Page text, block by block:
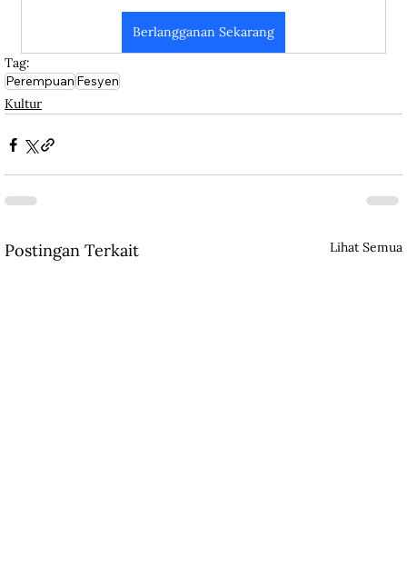
Berlangganan Sekarang
Tag:
PerempuanFesyen
Kultur
Postingan Terkait Lihat Semua